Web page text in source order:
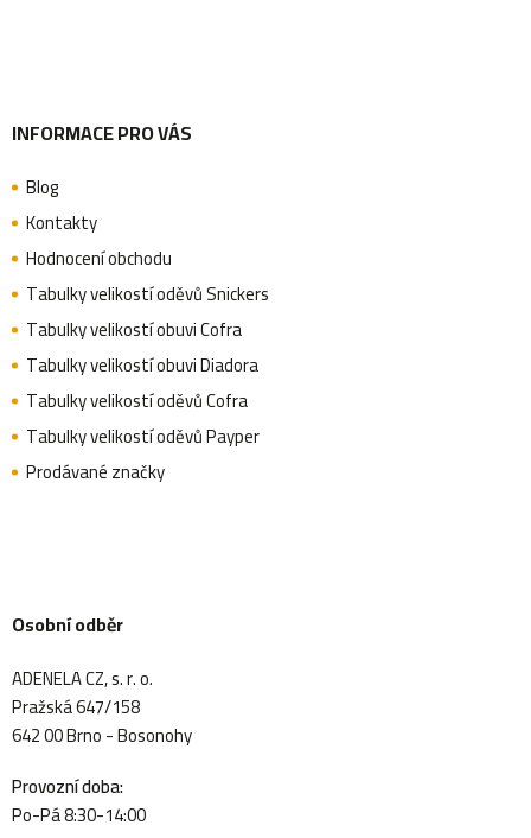
INFORMACE PRO VÁS
Blog
Kontakty
Hodnocení obchodu
Tabulky velikostí oděvů Snickers
Tabulky velikostí obuvi Cofra
Tabulky velikostí obuvi Diadora
Tabulky velikostí oděvů Cofra
Tabulky velikostí oděvů Payper
Prodávané značky
Osobní odběr
ADENELA CZ, s. r. o.
Pražská 647/158
642 00 Brno - Bosonohy
Provozní doba:
Po-Pá 8:30-14:00